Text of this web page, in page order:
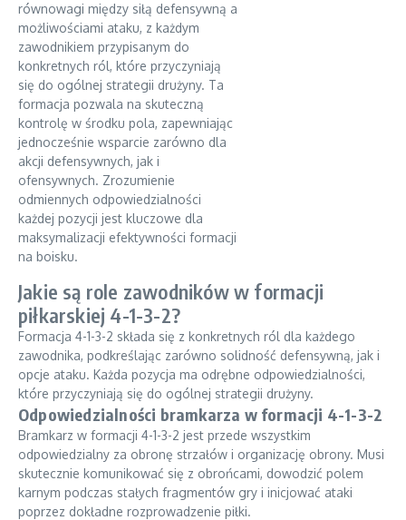
równowagi między siłą defensywną a
możliwościami ataku, z każdym
zawodnikiem przypisanym do
konkretnych ról, które przyczyniają
się do ogólnej strategii drużyny. Ta
formacja pozwala na skuteczną
kontrolę w środku pola, zapewniając
jednocześnie wsparcie zarówno dla
akcji defensywnych, jak i
ofensywnych. Zrozumienie
odmiennych odpowiedzialności
każdej pozycji jest kluczowe dla
maksymalizacji efektywności formacji
na boisku.
Jakie są role zawodników w formacji
piłkarskiej 4-1-3-2?
Formacja 4-1-3-2 składa się z konkretnych ról dla każdego
zawodnika, podkreślając zarówno solidność defensywną, jak i
opcje ataku. Każda pozycja ma odrębne odpowiedzialności,
które przyczyniają się do ogólnej strategii drużyny.
Odpowiedzialności bramkarza w formacji 4-1-3-2
Bramkarz w formacji 4-1-3-2 jest przede wszystkim
odpowiedzialny za obronę strzałów i organizację obrony. Musi
skutecznie komunikować się z obrońcami, dowodzić polem
karnym podczas stałych fragmentów gry i inicjować ataki
poprzez dokładne rozprowadzenie piłki.